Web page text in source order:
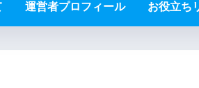
運営者プロフィール お役立ち